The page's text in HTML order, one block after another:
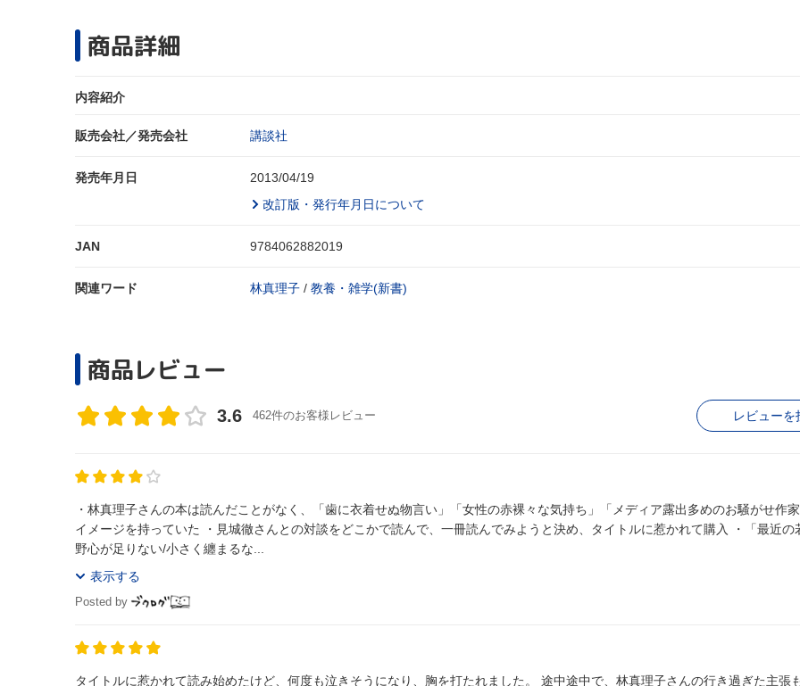
商品詳細
内容紹介
販売会社／発売会社 講談社
発売年月日
2013/04/19
改訂版・発行年月日について
JAN 9784062882019
関連ワード 林真理子 / 教養・雑学(新書)
商品レビュー
3.6 462件のお客様レビュー レビューを
・林真理子さんの本は読んだことがなく、「歯に衣着せぬ物言い」「女性の赤裸々な気持ち」「メディア露出多めのお騒がせ作
イメージを持っていた ・見城徹さんとの対談をどこかで読んで、一冊読んでみようと決め、タイトルに惹かれて購入 ・「最近の
野心が足りない/小さく纏まるな...
表示する
Posted by
タイトルに惹かれて読み始めたけど、何度も泣きそうになり、胸を打たれました。 途中途中で、林真理子さんの行き過ぎた主張もあったの